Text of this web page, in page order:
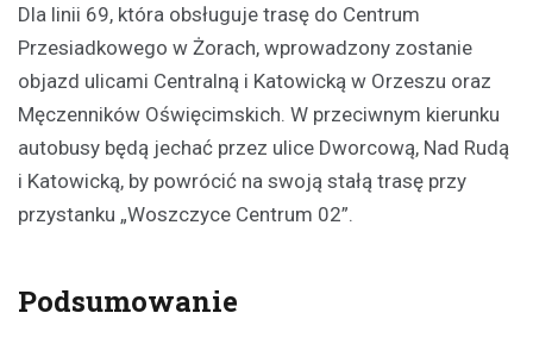
Dla linii 69, która obsługuje trasę do Centrum
Przesiadkowego w Żorach, wprowadzony zostanie
objazd ulicami Centralną i Katowicką w Orzeszu oraz
Męczenników Oświęcimskich. W przeciwnym kierunku
autobusy będą jechać przez ulice Dworcową, Nad Rudą
i Katowicką, by powrócić na swoją stałą trasę przy
przystanku „Woszczyce Centrum 02”.
Podsumowanie